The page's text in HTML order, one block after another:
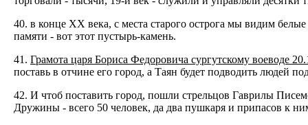
40. в конце ХХ века, с места старого острога мы видим
памяти - вот этот пустырь-камень.
41. Грамота царя Бориса Федоровича сургутскому воеводе
поставь в отчине его город, а Таян будет подводить людей
42. И чтоб поставить город, пошли стрельцов Гаврилы
Дружины - всего 50 человек, да два пушкаря и припасов к